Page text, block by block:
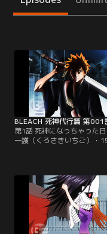
BLEACH 死神代行篇 第001
第1話 死神になっちゃった
一護（くろさきいちご）・
の霊力がさらに強くなって
を感じていた。ある日、街中
の女の子を襲って化け物が暴
るところに遭遇する一護。化
姿は一護以外見えていない…
供：バンダイチャンネル】